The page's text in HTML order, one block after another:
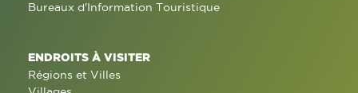
Bureaux d'Information Touristique
ENDROITS À VISITER
Régions et Villes